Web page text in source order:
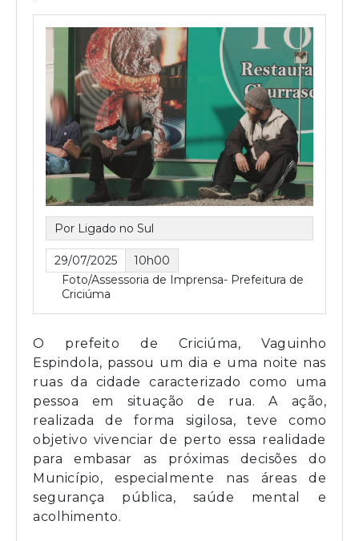
Por Ligado no Sul
29/07/2025
10h00
Foto/Assessoria de Imprensa- Prefeitura de
Criciúma
O prefeito de Criciúma, Vaguinho
Espindola, passou um dia e uma noite nas
ruas da cidade caracterizado como uma
pessoa em situação de rua. A ação,
realizada de forma sigilosa, teve como
objetivo vivenciar de perto essa realidade
para embasar as próximas decisões do
Município, especialmente nas áreas de
segurança pública, saúde mental e
acolhimento.